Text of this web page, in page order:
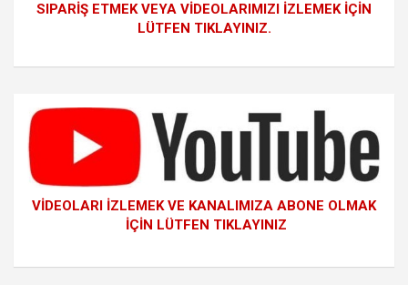
SIPARİŞ ETMEK VEYA VİDEOLARIMIZI İZLEMEK İÇİN
LÜTFEN TIKLAYINIZ.
VİDEOLARI İZLEMEK VE KANALIMIZA ABONE OLMAK
İÇİN LÜTFEN TIKLAYINIZ